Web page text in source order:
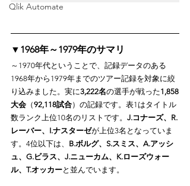
Qlik Automate
▼1968年～1979年のサマリ
～1970年代ということで、記録データのある
1968年から1979年までのツアー記録を対象に絞
り込みました。実に3,222名の選手が戦った1,858
大会 （92,118試合）の記録です。表1はタイトル
数ランク上位10名のリストです。 J.コナーズ、R.
レーバー、I.ナスターゼが上位3名となっていま
す。4位以下は、 B.ボルグ、S.スミス、A.アッシ
ュ、G.ビラス、J.ニューカム、K.ローズウォー
ル、T.オッカーと並んでいます。